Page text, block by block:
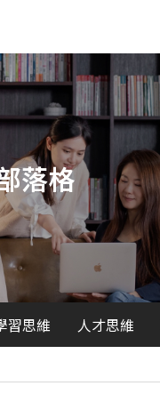
落格
習思維 人才思維